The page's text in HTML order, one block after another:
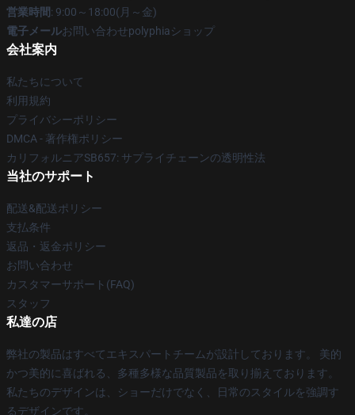
営業時間: 9:00～18:00(月～金)
電子メールお問い合わせpolyphiaショップ
会社案内
私たちについて
利用規約
プライバシーポリシー
DMCA - 著作権ポリシー
カリフォルニアSB657: サプライチェーンの透明性法
当社のサポート
配送&配送ポリシー
支払条件
返品・返金ポリシー
お問い合わせ
カスタマーサポート(FAQ)
スタッフ
私達の店
弊社の製品はすべてエキスパートチームが設計しております。 美的
かつ美的に喜ばれる、多種多様な品質製品を取り揃えております。
私たちのデザインは、ショーだけでなく、日常のスタイルを強調す
るデザインです。